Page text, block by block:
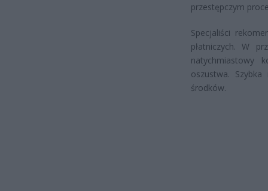
przestępczym
Specjaliści
płatniczych. W
natychmiastowy
oszustwa.
środków.